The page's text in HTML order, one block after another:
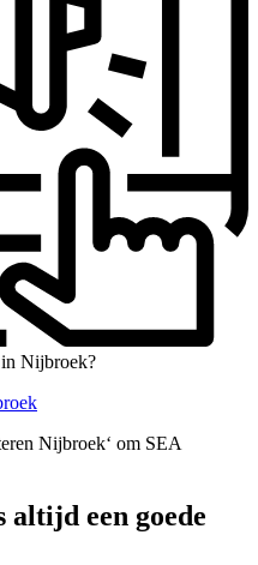
in Nijbroek?
Nijbroek‘ om SEA
een goede